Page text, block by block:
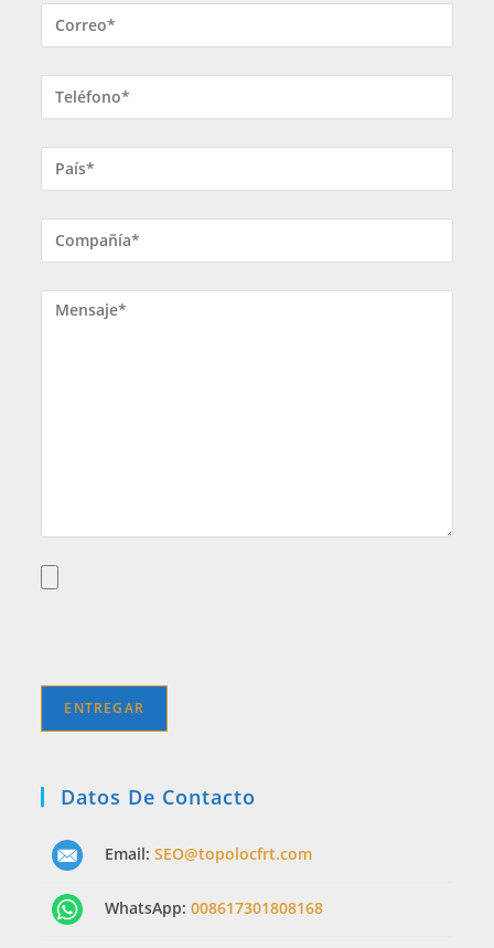
Datos De Contacto
Email:SEO@topolocfrt.com
WhatsApp:008617301808168